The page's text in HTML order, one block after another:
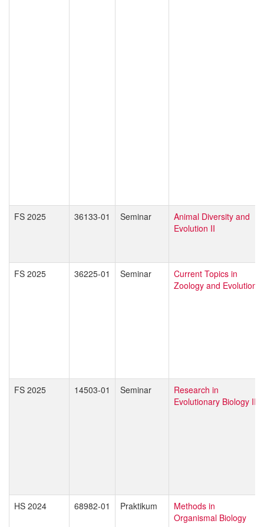
FS 2025 36133-01 Seminar
Animal Diversity and
Evolution II
FS 2025 36225-01 Seminar
Current Topics in
Zoology and Evolution
FS 2025 14503-01 Seminar
Research in
Evolutionary Biology II
HS 2024 68982-01 Praktikum
Methods in
Organismal Biology